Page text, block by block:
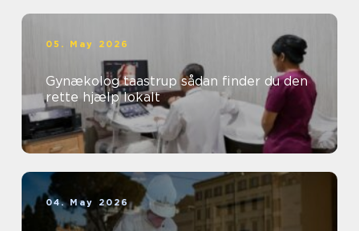
05. May 2026
Gynækolog taastrup sådan finder du den
rette hjælp lokalt
04. May 2026